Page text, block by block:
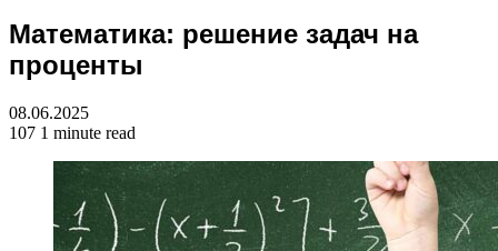
for
Математика: решение задач на
проценты
08.06.2025
107 1 minute read